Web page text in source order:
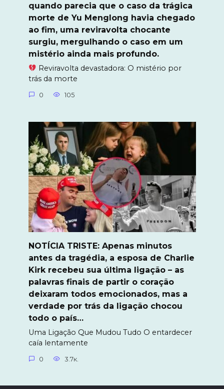
quando parecia que o caso da trágica
morte de Yu Menglong havia chegado
ao fim, uma reviravolta chocante
surgiu, mergulhando o caso em um
mistério ainda mais profundo.
Reviravolta devastadora: O mistério por
trás da morte
0 105
NOTÍCIA TRISTE: Apenas minutos
antes da tragédia, a esposa de Charlie
Kirk recebeu sua última ligação – as
palavras finais de partir o coração
deixaram todos emocionados, mas a
verdade por trás da ligação chocou
todo o país…
Uma Ligação Que Mudou Tudo O entardecer
caía lentamente
0 3.7к.